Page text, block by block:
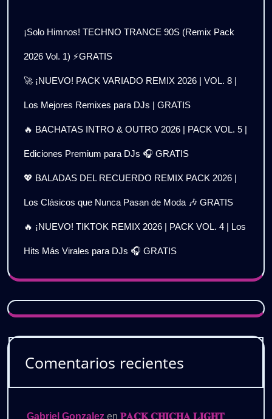
¡Solo Himnos! TECHNO TRANCE 90S (Remix Pack
2026 Vol. 1) ⚡GRATIS
🚀 ¡NUEVO! PACK VARIADO REMIX 2026 | VOL. 8 |
Los Mejores Remixes para DJs | GRATIS
🔥 BACHATAS INTRO & OUTRO 2026 | PACK VOL. 5 |
Ediciones Premium para DJs 🎧 GRATIS
💖 BALADAS DEL RECUERDO REMIX PACK 2026 |
Los Clásicos que Nunca Pasan de Moda 🎶 GRATIS
🔥 ¡NUEVO! TIKTOK REMIX 2026 | PACK VOL. 4 | Los
Hits Más Virales para DJs 🎧 GRATIS
Comentarios recientes
Gabriel Gonzalez en 𝐏𝐀𝐂𝐊 𝐂𝐇𝐈𝐂𝐇𝐀 𝐋𝐈𝐆𝐇𝐓